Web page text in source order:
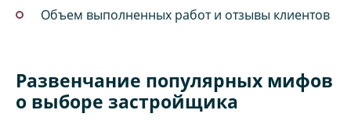
Объем выполненных работ и отзывы клиентов
Развенчание популярных мифов
о выборе застройщика